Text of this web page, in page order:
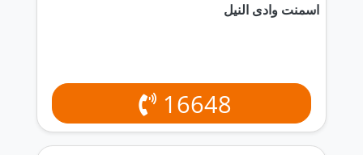
اسمنت وادى النيل
16648